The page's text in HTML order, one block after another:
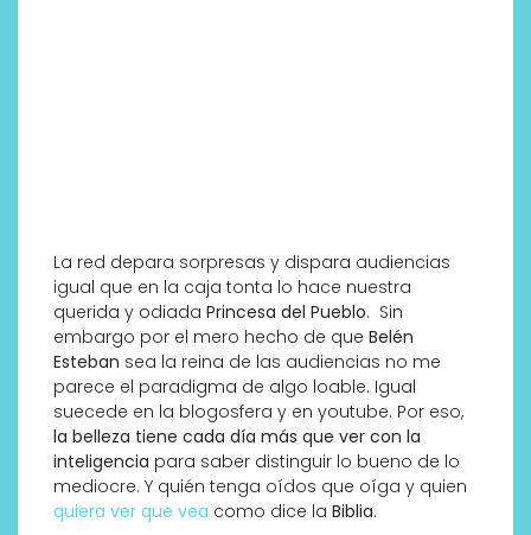
La red depara sorpresas y dispara audiencias
igual que en la caja tonta lo hace nuestra
querida y odiada Princesa del Pueblo. Sin
embargo por el mero hecho de que Belén
Esteban sea la reina de las audiencias no me
parece el paradigma de algo loable. Igual
suecede en la blogosfera y en youtube. Por eso,
la belleza tiene cada día más que ver con la
inteligencia para saber distinguir lo bueno de lo
mediocre. Y quién tenga oídos que oíga y quien
quiera ver que vea como dice la Biblia.